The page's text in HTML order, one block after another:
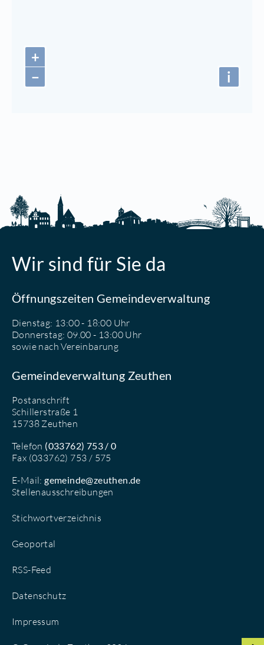
+
−
i
Wir sind für Sie da
Öffnungszeiten Gemeindeverwaltung
Dienstag: 13:00 - 18:00 Uhr
Donnerstag: 09.00 - 13:00 Uhr
sowie nach Vereinbarung
Gemeindeverwaltung Zeuthen
Postanschrift
Schillerstraße 1
15738 Zeuthen
Telefon (033762) 753 / 0
Fax (033762) 753 / 575
E-Mail:gemeinde@zeuthen.de
Stellenausschreibungen
Stichwortverzeichnis
Geoportal
RSS-Feed
Datenschutz
Impressum